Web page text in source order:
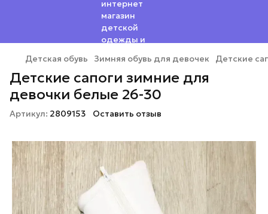
Детская обувь Зимняя обувь для девочек Детские
Детские сапоги зимние для
девочки белые 26-30
Артикул: 2809153 Оставить отзыв